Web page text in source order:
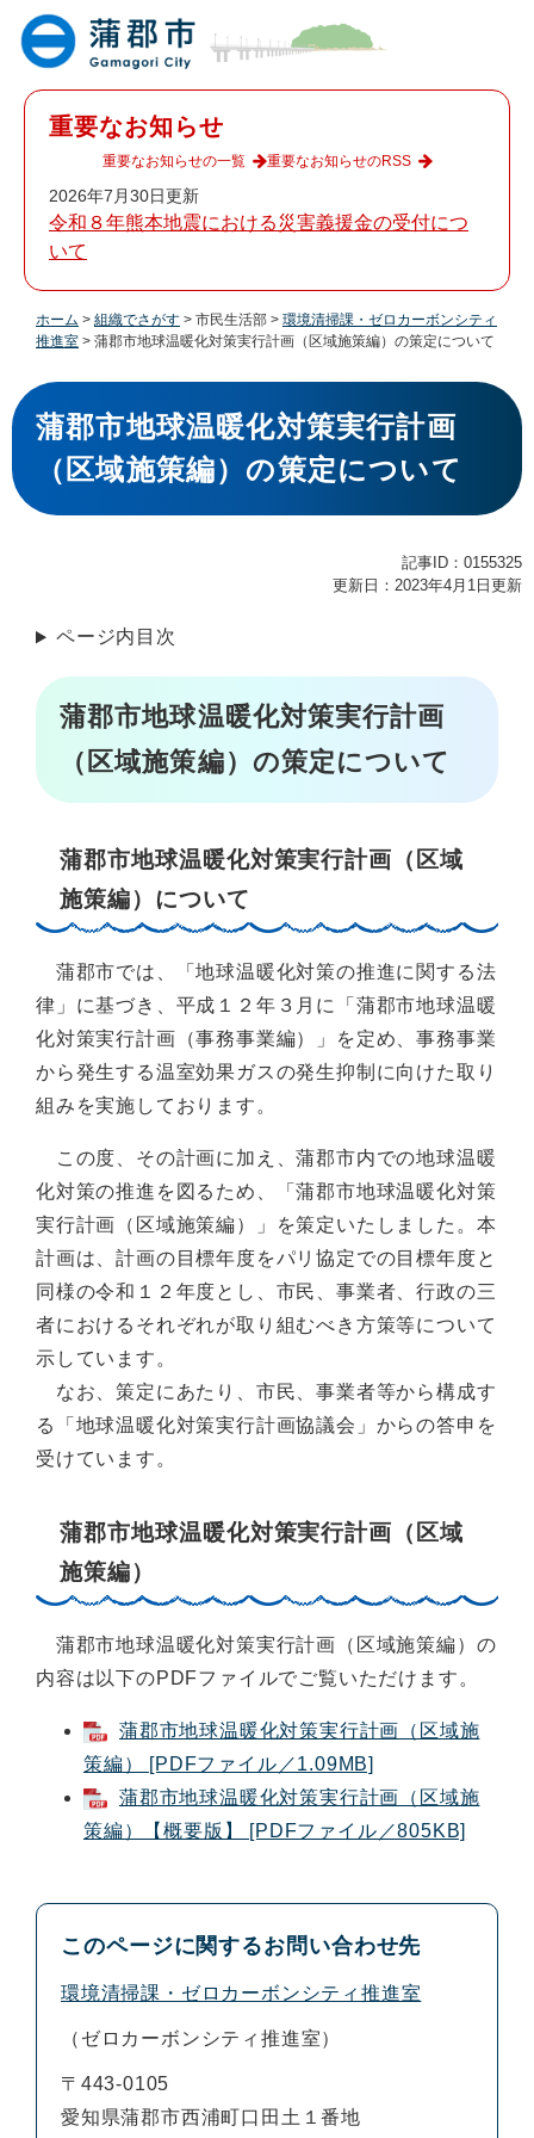
重要なお知らせ
2026年7月30日更新
令和８年熊本地震における災害義援金の受付につ
いて
重要なお知らせの一覧 重要なお知らせのRSS
ホーム > 組織でさがす > 市民生活部 > 環境清掃課・ゼロカーボンシティ
推進室 > 蒲郡市地球温暖化対策実行計画（区域施策編）の策定について
本
文
蒲郡市地球温暖化対策実行計画
（区域施策編）の策定について
記事ID：0155325
更新日：2023年4月1日更新
ページ内目次
蒲郡市地球温暖化対策実行計画
（区域施策編）の策定について
蒲郡市地球温暖化対策実行計画（区域
施策編）について
蒲郡市では、「地球温暖化対策の推進に関する法
律」に基づき、平成１２年３月に「蒲郡市地球温暖
化対策実行計画（事務事業編）」を定め、事務事業
から発生する温室効果ガスの発生抑制に向けた取り
組みを実施しております。
この度、その計画に加え、蒲郡市内での地球温暖
化対策の推進を図るため、「蒲郡市地球温暖化対策
実行計画（区域施策編）」を策定いたしました。本
計画は、計画の目標年度をパリ協定での目標年度と
同様の令和１２年度とし、市民、事業者、行政の三
者におけるそれぞれが取り組むべき方策等について
示しています。
なお、策定にあたり、市民、事業者等から構成す
る「地球温暖化対策実行計画協議会」からの答申を
受けています。
蒲郡市地球温暖化対策実行計画（区域
施策編）
蒲郡市地球温暖化対策実行計画（区域施策編）の
内容は以下のPDFファイルでご覧いただけます。
蒲郡市地球温暖化対策実行計画（区域施
策編） [PDFファイル／1.09MB]
蒲郡市地球温暖化対策実行計画（区域施
策編）【概要版】 [PDFファイル／805KB]
このページに関するお問い合わせ先
環境清掃課・ゼロカーボンシティ推進室
ゼロカーボンシティ推進室
〒443-0105
愛知県蒲郡市西浦町口田土１番地